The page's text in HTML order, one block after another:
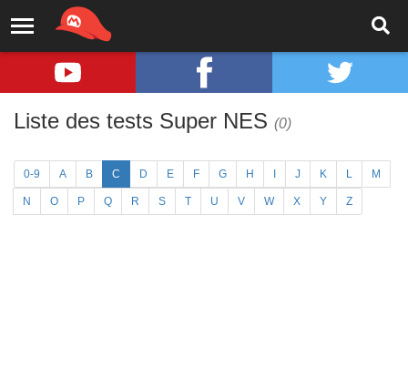
Liste des tests Super NES (0)
0-9 A B C D E F G H J K L M
N O P Q R S T U V W X Y Z